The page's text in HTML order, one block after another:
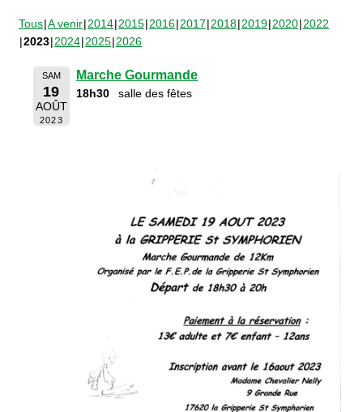
Tous A venir 2014 2015 2016 2017 2018 2019 2020 2022
2023 2024 2025 2026
SAM
19
AOÛT
2023
Marche Gourmande
18h30 salle des fêtes